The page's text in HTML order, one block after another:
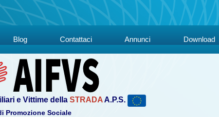
Blog Contattaci Annunci Download
e Vittime della STRADAA.P.S.
Promozione Sociale